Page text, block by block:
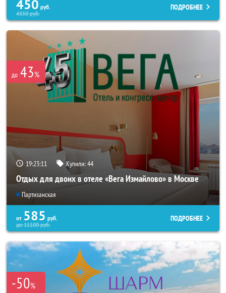
450 руб.
4550руб.
ПОДРОБНЕЕ
до 43%
19:23:07 Купили:44
Отдых для двоих в отеле «Вега Измайлово» в Москве
Партизанская
от 585 руб.
до11100руб.
ПОДРОБНЕЕ
-50%